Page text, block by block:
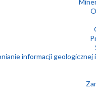
informacji geologicznej